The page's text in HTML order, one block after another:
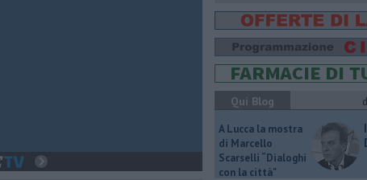
Qui Blog
A Lucca la mostra
di Marcello
Scarselli “Dialoghi
con la città"